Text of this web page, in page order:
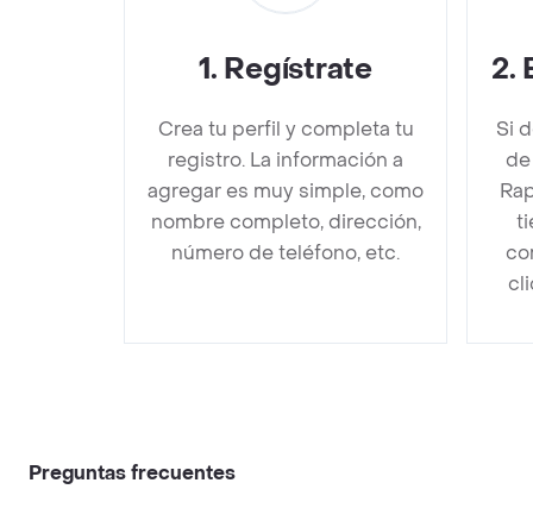
1. Regístrate
Crea tu perfil y completa tu
registro. La información a
agregar es muy simple, como
nombre completo, dirección,
número de teléfono, etc.
2.
Si
Preguntas frecuentes